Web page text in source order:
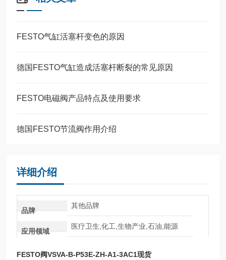
FESTO气缸活塞杆变色的原因
德国FESTO气缸造成活塞杆断裂的常见原因
FESTO电磁阀产品特点及使用要求
德国FESTO节流阀作用介绍
详细介绍
品牌
其他品牌
应用领域
医疗卫生,化工,生物产业,石油,能源
FESTO阀VSVA-B-P53E-ZH-A1-3AC1现货